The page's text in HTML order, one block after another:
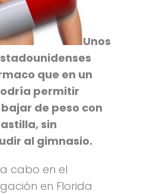
Unos
que en un
permitir
de peso con
sin
al gimnasio.
cabo en el
en Florida